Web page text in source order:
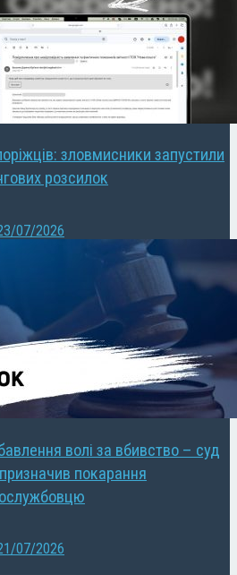
зловмисники запустили
розсилок
07/2026
волі за вбивство – суд
покарання
07/2026